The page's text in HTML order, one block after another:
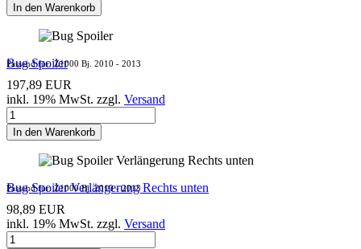
In den Warenkorb
Bug Spoiler
Passend für: Z1000 Bj. 2010 - 2013
197,89 EUR
inkl. 19% MwSt. zzgl. Versand
In den Warenkorb
Bug Spoiler Verlängerung Rechts unten
Passend für: Z1000 Bj. 2010 - 2013
98,89 EUR
inkl. 19% MwSt. zzgl. Versand